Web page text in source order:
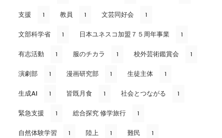
支援 1 教員 1 文芸同好会 1
文部科学省 1 日本ユネスコ加盟７５周年事業 1
有志活動 1 服のチカラ 1 校外芸術鑑賞会 1
演劇部 1 漫画研究部 1 生徒主体 1
生成AI 1 皆既月食 1 社会とつながる 1
緊急支援 1 総合探究 修学旅行 1
自然体験学習 1 陸上 1 難民 1